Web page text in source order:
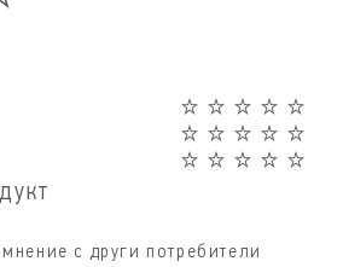
с други потребители